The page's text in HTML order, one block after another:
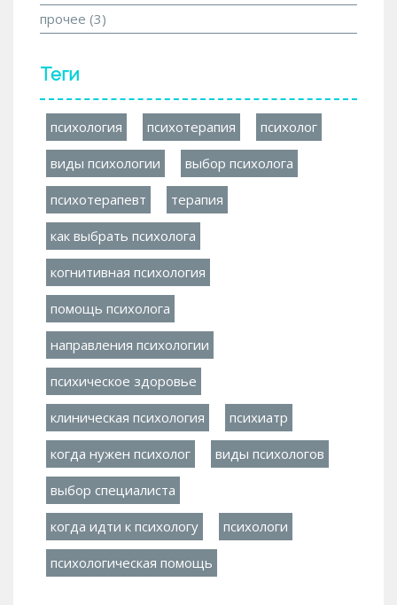
прочее (3)
Теги
психология психотерапия психолог
виды психологии выбор психолога
психотерапевт терапия
как выбрать психолога
когнитивная психология
помощь психолога
направления психологии
психическое здоровье
клиническая психология психиатр
когда нужен психолог виды психологов
выбор специалиста
когда идти к психологу психологи
психологическая помощь